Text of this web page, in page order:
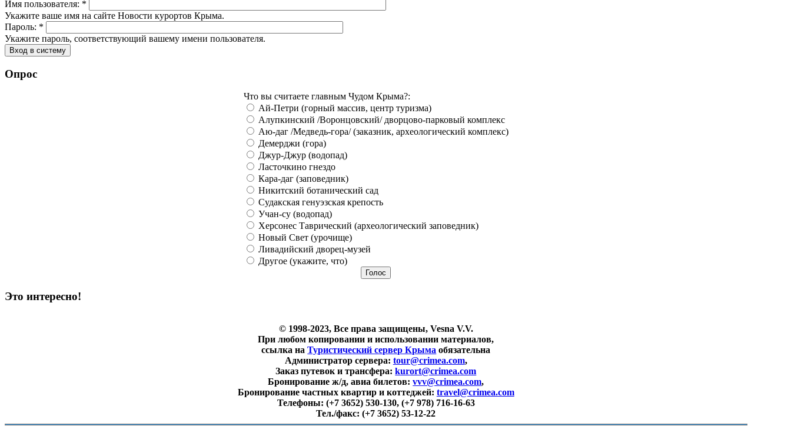
Имя пользователя: *
Укажите ваше имя на сайте Новости курортов Крыма.
Пароль: *
Укажите пароль, соответствующий вашему имени пользователя.
Опрос
Что вы считаете главным Чудом Крыма?:
Ай-Петри (горный массив, центр туризма)
Алупкинский /Воронцовский/ дворцово-парковый комплекс
Аю-даг /Медведь-гора/ (заказник, археологический комплекс)
Демерджи (гора)
Джур-Джур (водопад)
Ласточкино гнездо
Кара-даг (заповедник)
Никитский ботанический сад
Судакская генуэзская крепость
Учан-су (водопад)
Херсонес Таврический (археологический заповедник)
Новый Свет (урочище)
Ливадийский дворец-музей
Другое (укажите, что)
Это интересно!
© 1998-2023, Все права защищены, Vesna V.V.
При любом копировании и использовании материалов,
ссылка наТуристический сервер Крыма обязательна
Администратор сервера: tour@crimea.com,
Заказ путевок и трансфера:kurort@crimea.com
Бронирование ж/д, авиа билетов:vvv@crimea.com,
Бронирование частных квартир и коттеджей: travel@crimea.com
Телефоны: (+7 3652) 530-130, (+7 978) 716-16-63
Тел./факс:(+7 3652) 53-12-22